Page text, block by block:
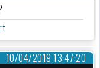
10/04/2019 13:47:20